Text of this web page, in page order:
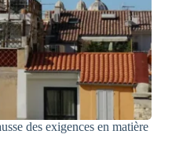
des exigences en matière